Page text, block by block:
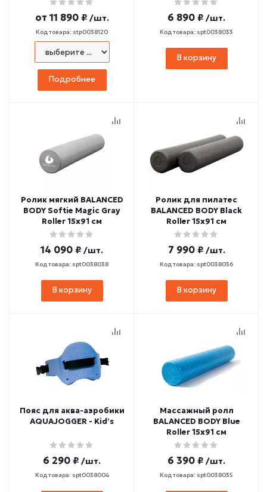
от 11 890 ₽ /шт.
Код товара: stp0038120
Подробнее
6 890 ₽ /шт.
Код товара: spt0038033
В корзину
Ролик мягкий BALANCED
BODY Softie Magic Gray
Roller 15х91 см
14 090 ₽ /шт.
Код товара: spt0038038
В корзину
Ролик для пилатес
BALANCED BODY Black
Roller 15х91 см
7 990 ₽ /шт.
Код товара: spt0038036
В корзину
Пояс для аква-аэробики
AQUAJOGGER - Kid’s
6 290 ₽ /шт.
Код товара: spt0038004
Массажный ролл
BALANCED BODY Blue
Roller 15х91 см
6 390 ₽ /шт.
Код товара: spt0038035